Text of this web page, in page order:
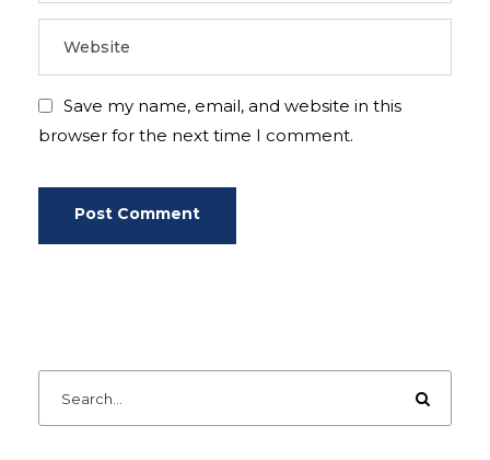
Save my name, email, and website in this
browser for the next time I comment.